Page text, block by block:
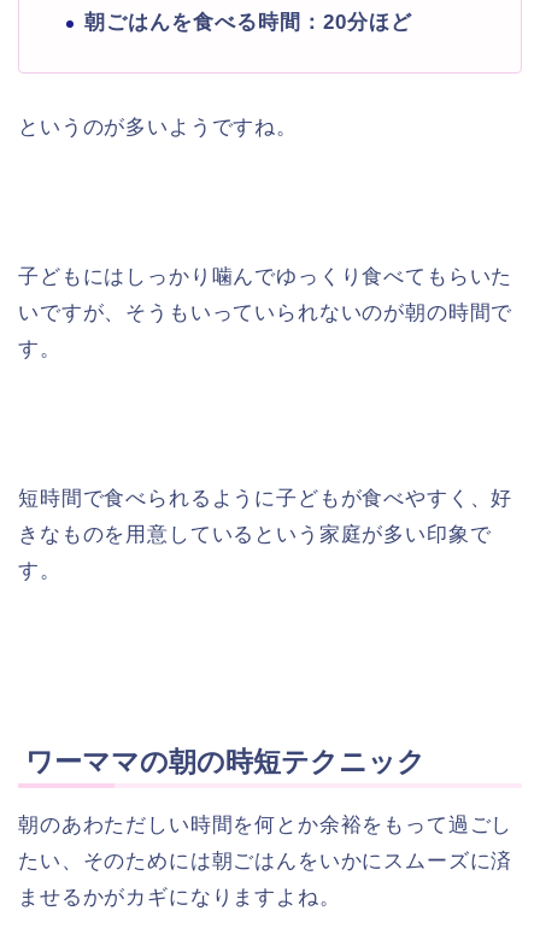
朝ごはんを食べる時間：20分ほど
というのが多いようですね。
子どもにはしっかり噛んでゆっくり食べてもらいた
いですが、そうもいっていられないのが朝の時間で
す。
短時間で食べられるように子どもが食べやすく、好
きなものを用意しているという家庭が多い印象で
す。
ワーママの朝の時短テクニック
朝のあわただしい時間を何とか余裕をもって過ごし
たい、そのためには朝ごはんをいかにスムーズに済
ませるかがカギになりますよね。